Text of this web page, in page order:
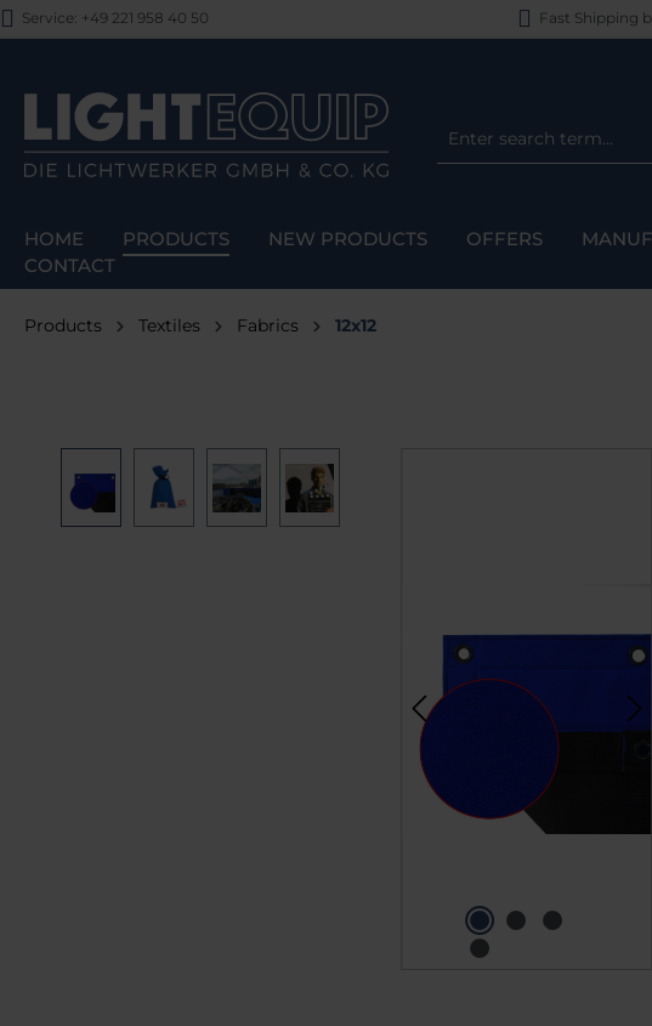
to main content
Skip to search
Skip to main navigation
Service: +49 221 958 40 50 Fast Shipping
HOME PRODUCTS NEW PRODUCTS OFFERS
CONTACT
Products Textiles Fabrics 12x12